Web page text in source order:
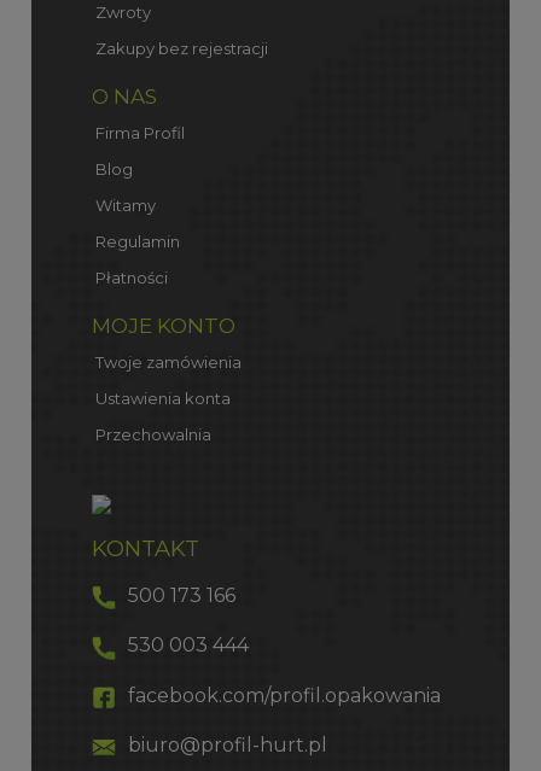
Zwroty
Zakupy bez rejestracji
O NAS
Firma Profil
Blog
Witamy
Regulamin
Płatności
MOJE KONTO
Twoje zamówienia
Ustawienia konta
Przechowalnia
KONTAKT
500 173 166
530 003 444
facebook.com/profil.opakowania
biuro@profil-hurt.pl